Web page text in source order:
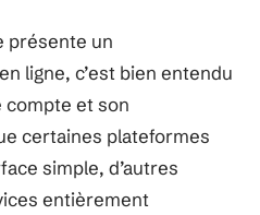
présente un
ligne, c’est bien entendu
compte et son
certaines plateformes
simple, d’autres
entièrement